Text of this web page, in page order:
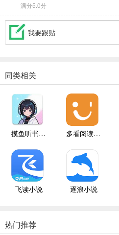
满分5.0分
我要跟贴
同类相关
摸鱼听书纯净版 多看阅读本地版
飞读小说 逐浪小说
热门推荐